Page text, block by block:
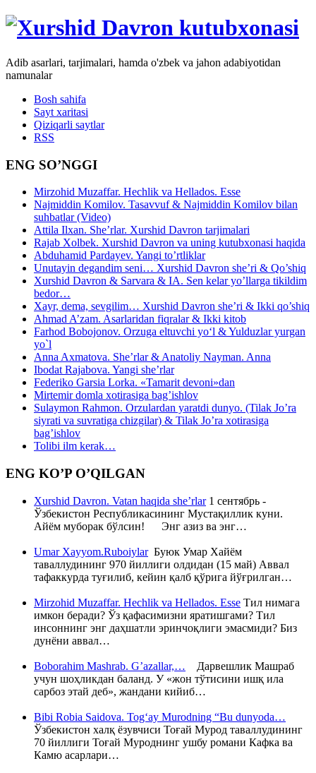
Adib asarlari, tarjimalari, hamda o'zbek va jahon adabiyotidan
namunalar
Bosh sahifa
Sayt xaritasi
Qiziqarli saytlar
RSS
ENG SO’NGGI
Mirzohid Muzaffar. Hechlik va Hellados. Esse
Najmiddin Komilov. Tasavvuf & Najmiddin Komilov bilan
suhbatlar (Video)
Attila Ilxan. She’rlar. Xurshid Davron tarjimalari
Rajab Xolbek. Xurshid Davron va uning kutubxonasi haqida
Abduhamid Pardayev. Yangi to’rtliklar
Unutayin degandim seni… Xurshid Davron she’ri & Qo’shiq
Xurshid Davron & Sarvara & IA. Sen kelar yo’llarga tikildim
bedor…
Xayr, dema, sevgilim… Xurshid Davron she’ri & Ikki qo’shiq
Ahmad A’zam. Asarlaridan fiqralar & Ikki kitob
Farhod Bobojonov. Orzuga eltuvchi yo‘l & Yulduzlar yurgan
yo`l
Anna Axmatova. She’rlar & Anatoliy Nayman. Anna
Ibodat Rajabova. Yangi she’rlar
Federiko Garsia Lorka. «Tamarit devoni»dan
Mirtemir domla xotirasiga bag’ishlov
Sulaymon Rahmon. Orzulardan yaratdi dunyo. (Tilak Jo’ra
siyrati va suvratiga chizgilar) & Tilak Jo’ra xotirasiga
bag’ishlov
Tolibi ilm kerak…
ENG KO’P O’QILGAN
Xurshid Davron. Vatan haqida she’rlar1 сентябрь -
Ўзбекистон Республикасининг Мустақиллик куни.
Айём муборак бўлсин! Энг азиз ва энг…
Umar Xayyom.RuboiylarБуюк Умар Хайём
таваллудининг 970 йиллиги олдидан (15 май) Аввал
тафаккурда туғилиб, кейин қалб қўрига йўғрилган…
Mirzohid Muzaffar. Hechlik va Hellados. Esse Тил нимага
имкон беради? Ўз қафасимизни яратишгами? Тил
инсоннинг энг даҳшатли эринчоқлиги эмасмиди? Биз
дунёни аввал…
Boborahim Mashrab. G’azallar,… Дарвешлик Машраб
учун шоҳликдан баланд. У «жон тўтисини ишқ ила
сарбоз этай деб», жандани кийиб…
Bibi Robia Saidova. Tog‘ay Murodning “Bu dunyoda…
Ўзбекистон халқ ёзувчиси Тоғай Мурод таваллудининг
70 йиллиги Тоғай Муроднинг ушбу романи Кафка ва
Камю асарлари…